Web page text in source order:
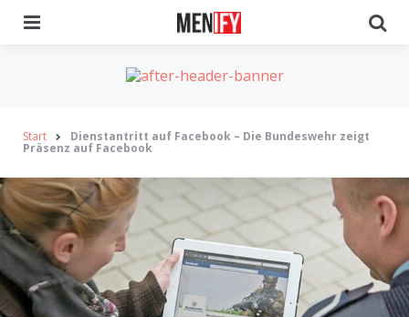
Start Dienstantritt auf Facebook – Die Bundeswehr zeigt
Präsenz auf Facebook